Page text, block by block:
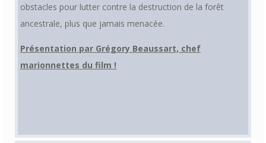
obstacles pour lutter contre la destruction de la forêt
ancestrale, plus que jamais menacée.
Présentation par Grégory Beaussart, chef
marionnettes du film !